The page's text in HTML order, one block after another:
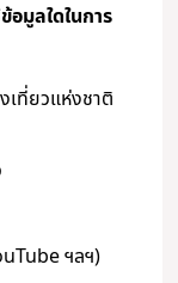
อมูลใดในการ
เที่ยวแห่งชาติ
ฯลฯ)